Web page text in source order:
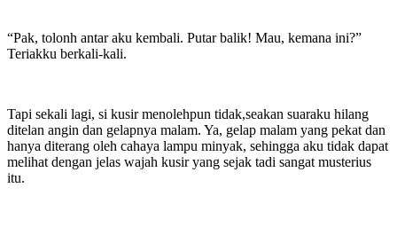
“Pak, tolonh antar aku kembali. Putar balik! Mau, kemana ini?”
Teriakku berkali-kali.
Tapi sekali lagi, si kusir menolehpun tidak,seakan suaraku hilang
ditelan angin dan gelapnya malam. Ya, gelap malam yang pekat dan
hanya diterang oleh cahaya lampu minyak, sehingga aku tidak dapat
melihat dengan jelas wajah kusir yang sejak tadi sangat musterius
itu.